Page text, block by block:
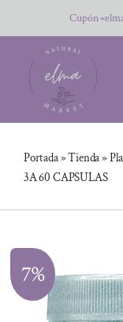
al
contenido
Cupón
Portada»Tienda»
3A 60 CAPSULAS
7%